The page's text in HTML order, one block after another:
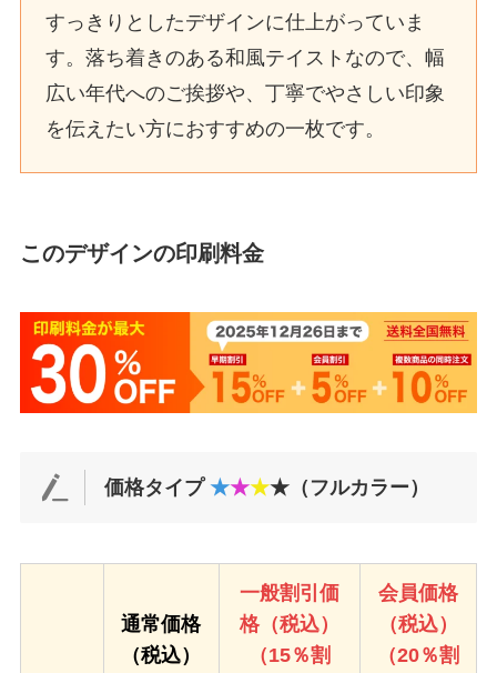
すっきりとしたデザインに仕上がっていま
す。落ち着きのある和風テイストなので、幅
広い年代へのご挨拶や、丁寧でやさしい印象
を伝えたい方におすすめの一枚です。
このデザインの印刷料金
価格タイプ★★★★（フルカラー）
通常価格
（税込）
一般割引価
格（税込）
（15％割
会員価格
（税込）
（20％割